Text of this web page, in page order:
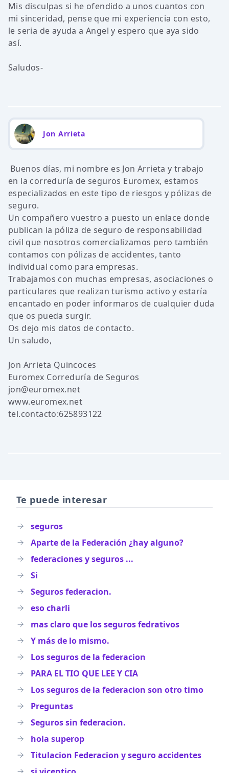
Mis disculpas si he ofendido a unos cuantos con
mi sinceridad, pense que mi experiencia con esto,
le seria de ayuda a Angel y espero que aya sido
así.
Saludos-
Jon Arrieta
Buenos días, mi nombre es Jon Arrieta y trabajo
en la correduría de seguros Euromex, estamos
especializados en este tipo de riesgos y pólizas de
seguro.
Un compañero vuestro a puesto un enlace donde
publican la póliza de seguro de responsabilidad
civil que nosotros comercializamos pero también
contamos con pólizas de accidentes, tanto
individual como para empresas.
Trabajamos con muchas empresas, asociaciones o
particulares que realizan turismo activo y estaría
encantado en poder informaros de cualquier duda
que os pueda surgir.
Os dejo mis datos de contacto.
Un saludo,
Jon Arrieta Quincoces
Euromex Correduría de Seguros
jon@euromex.net
www.euromex.net
tel.contacto:625893122
Te puede interesar
seguros
Aparte de la Federación ¿hay alguno?
federaciones y seguros ...
Si
Seguros federacion.
eso charli
mas claro que los seguros fedrativos
Y más de lo mismo.
Los seguros de la federacion
PARA EL TIO QUE LEE Y CIA
Los seguros de la federacion son otro timo
Preguntas
Seguros sin federacion.
hola superop
Titulacion Federacion y seguro accidentes